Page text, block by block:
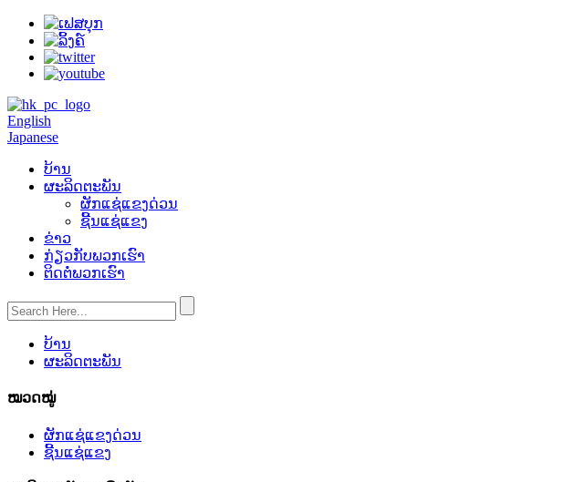
English
Japanese
ບ້ານ
ຜະລິດຕະພັນ
ຜັກແຊ່ແຂງດ່ວນ
ຊີ້ນແຊ່ແຂງ
ຂ່າວ
ກ່ຽວ​ກັບ​ພວກ​ເຮົາ
ຕິດ​ຕໍ່​ພວກ​ເຮົາ
ບ້ານ
ຜະລິດຕະພັນ
ໝວດໝູ່
ຜັກແຊ່ແຂງດ່ວນ
ຊີ້ນແຊ່ແຂງ